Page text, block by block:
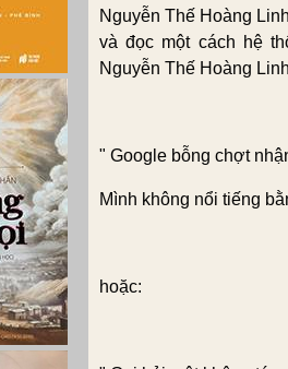
Nguyễn Thế Hoàng
và đọc một cách hệ
Nguyễn Thế Hoàng
" Google bỗng chợt
Mình không nổi tiếng
hoặc: